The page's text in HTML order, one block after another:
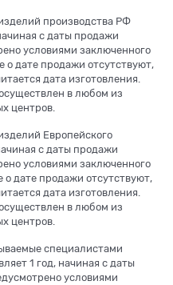
производства РФ
с даты продажи
условиями заключенного
о дате продажи отсутствуют,
дата изготовления.
в любом из
центров.
Европейского
с даты продажи
условиями заключенного
о дате продажи отсутствуют,
дата изготовления.
в любом из
центров.
специалистами
1 год, начиная с даты
условиями